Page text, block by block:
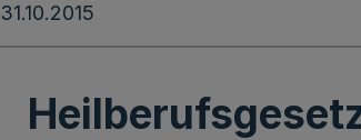
31.10.2015